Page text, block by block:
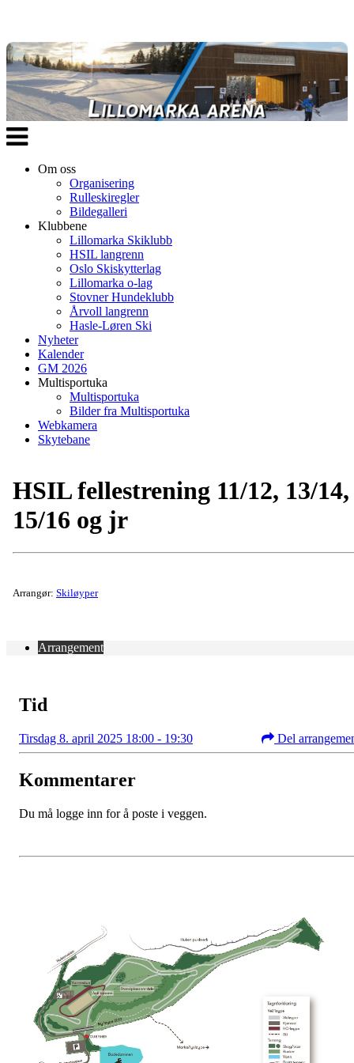
Veksle
navigasjon
Om oss
Organisering
Rulleskiregler
Bildegalleri
Klubbene
Lillomarka Skiklubb
HSIL langrenn
Oslo Skiskytterlag
Lillomarka o-lag
Stovner Hundeklubb
Årvoll langrenn
Hasle-Løren Ski
Nyheter
Kalender
GM 2026
Multisportuka
Multisportuka
Bilder fra Multisportuka
Webkamera
Skytebane
HSIL fellestrening 11/12, 13/14,
15/16 og jr
Arrangør: Skiløyper
Arrangement
Tid
Tirsdag 8. april 2025 18:00 - 19:30 Del
Kommentarer
Du må logge inn for å poste i veggen.